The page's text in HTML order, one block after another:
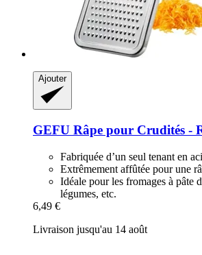
Ajouter
GEFU Râpe pour Crudités -​
Fabriquée d’un seul tenant en
Extrêmement affûtée pour une
Idéale pour les fromages à pâte
légumes, etc.
6,49 €
Livraison jusqu'au 14 août